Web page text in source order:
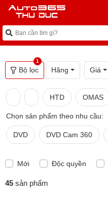
Bộ lọc
1
Hãng Giá
HTD OMAS
Chọn sản phẩm theo nhu cầu:
DVD DVD Cam 360
Mới Độc quyền
45 sản phẩm